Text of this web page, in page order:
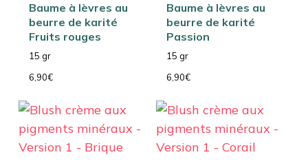
Baume à lèvres au
beurre de karité
Fruits rouges
15 gr
6,90€
Baume à lèvres au
beurre de karité
Passion
15 gr
6,90€